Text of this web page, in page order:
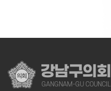
강남구의회
GANGNAM-GU COUNCIL